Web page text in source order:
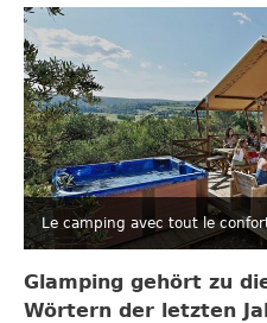
Le camping avec tout le
Glamping gehört zu
Wörtern der letzten